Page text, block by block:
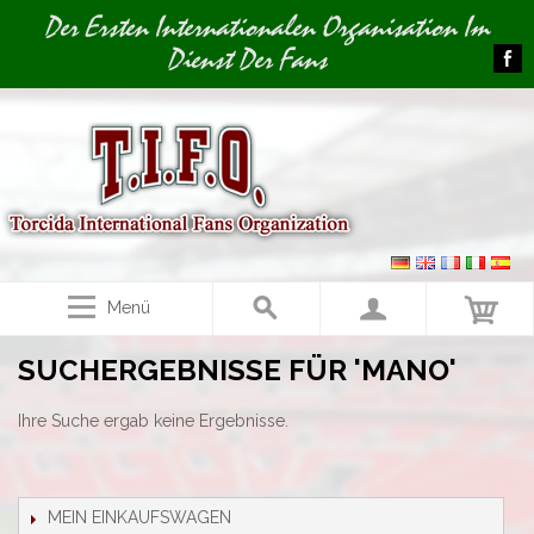
Image 01Der Ersten Internationalen Organisation Im
Dienst Der Fans
Menü
SUCHERGEBNISSE FÜR 'MANO'
Ihre Suche ergab keine Ergebnisse.
MEIN EINKAUFSWAGEN